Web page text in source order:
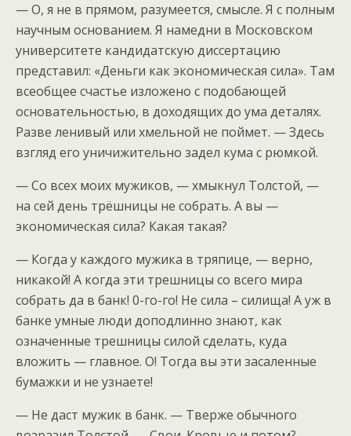
— О, я не в прямом, разумеется, смысле. Я с полным
научным основанием. Я намедни в Московском
университете кандидатскую диссертацию
представил: «Деньги как экономическая сила». Там
всеобщее счастье изложено с подобающей
основательностью, в доходящих до ума деталях.
Разве ленивый или хмельной не поймет. — Здесь
взгляд его уничижительно задел кума с рюмкой.
— Со всех моих мужиков, — хмыкнул Толстой, —
на сей день трёшницы не собрать. А вы —
экономическая сила? Какая такая?
— Когда у каждого мужика в тряпице, — верно,
никакой! А когда эти трешницы со всего мира
собрать да в банк! 0-го-го! Не сила – силища! А уж в
банке умные люди доподлинно знают, как
означенные трешницы силой сделать, куда
вложить — главное. О! Тогда вы эти засаленные
бумажки и не узнаете!
— Не даст мужик в банк. — Тверже обычного